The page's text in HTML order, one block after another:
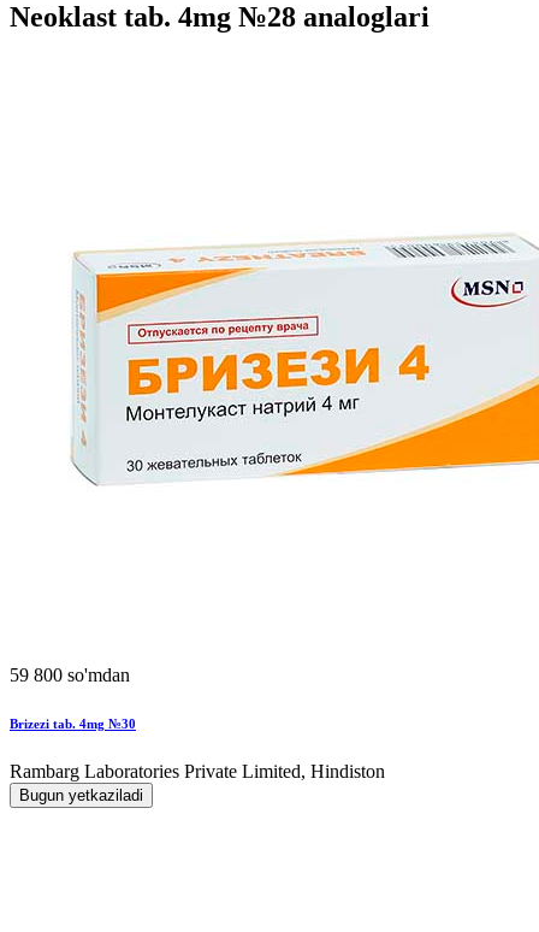
Neoklast tab. 4mg №28 analoglari
59 800 so'mdan
Brizezi tab. 4mg №30
Rambarg Laboratories Private Limited, Hindiston
Bugun yetkaziladi